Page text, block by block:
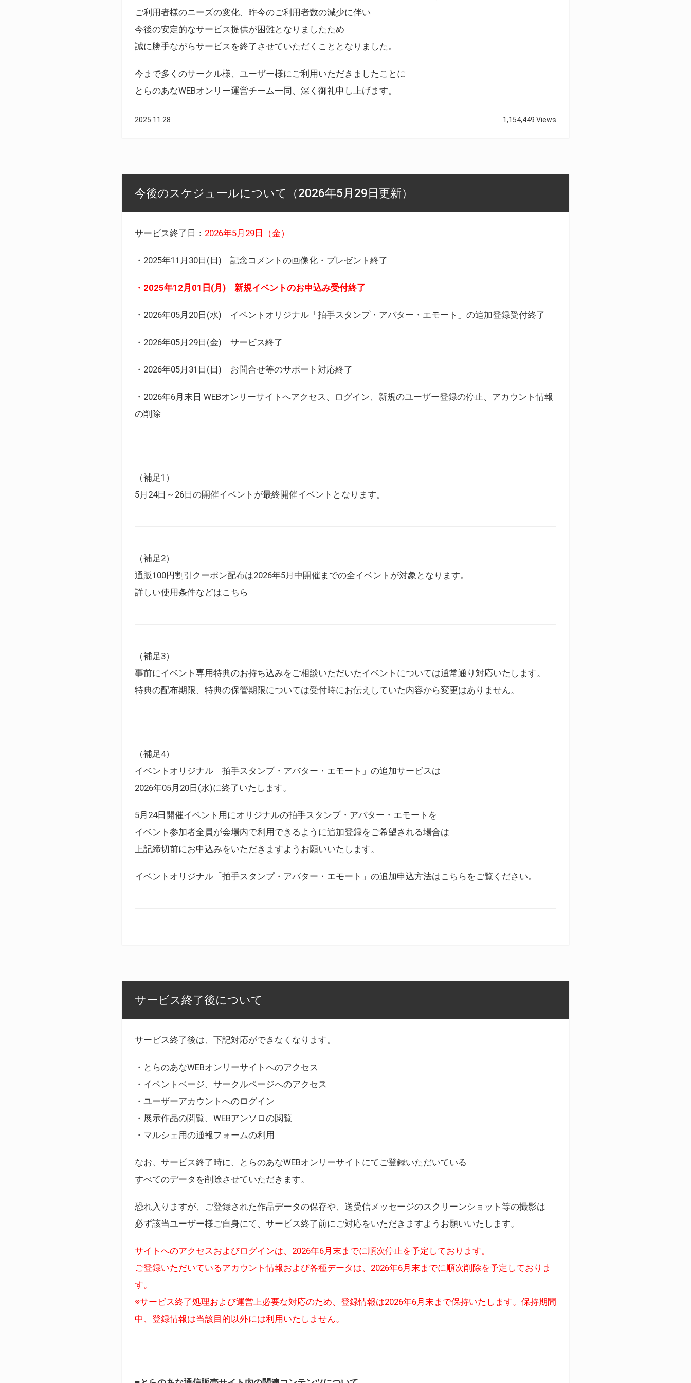
ご利用者様のニーズの変化、昨今のご利用者数の減少に伴い
今後の安定的なサービス提供が困難となりましたため
誠に勝手ながらサービスを終了させていただくこととなりました。
今まで多くのサークル様、ユーザー様にご利用いただきましたことに
とらのあなWEBオンリー運営チーム一同、深く御礼申し上げます。
2025.11.28 1,154,449 Views
今後のスケジュールについて（2026年5月29日更新）
サービス終了日： 2026年5月29日（金）
・2025年11月30日(日) 記念コメントの画像化・プレゼント終了
・2025年12月01日(月) 新規イベントのお申込み受付終了
・2026年05月20日(水) イベントオリジナル「拍手スタンプ・アバター・エモート」の追加登録受付終了
・2026年05月29日(金) サービス終了
・2026年05月31日(日) お問合せ等のサポート対応終了
・2026年6月末日 WEBオンリーサイトへアクセス、ログイン、新規のユーザー登録の停止、アカウント情報
の削除
（補足1）
5月24日～26日の開催イベントが最終開催イベントとなります。
（補足2）
通販100円割引クーポン配布は2026年5月中開催までの全イベントが対象となります。
詳しい使用条件などはこちら
（補足3）
事前にイベント専用特典のお持ち込みをご相談いただいたイベントについては通常通り対応いたします。
特典の配布期限、特典の保管期限については受付時にお伝えしていた内容から変更はありません。
（補足4）
イベントオリジナル「拍手スタンプ・アバター・エモート」の追加サービスは
2026年05月20日(水)に終了いたします。
5月24日開催イベント用にオリジナルの拍手スタンプ・アバター・エモートを
イベント参加者全員が会場内で利用できるように追加登録をご希望される場合は
上記締切前にお申込みをいただきますようお願いいたします。
イベントオリジナル「拍手スタンプ・アバター・エモート」の追加申込方法はこちら をご覧ください。
サービス終了後について
サービス終了後は、下記対応ができなくなります。
・とらのあなWEBオンリーサイトへのアクセス
・イベントページ、サークルページへのアクセス
・ユーザーアカウントへのログイン
・展示作品の閲覧、WEBアンソロの閲覧
・マルシェ用の通報フォームの利用
なお、サービス終了時に、とらのあなWEBオンリーサイトにてご登録いただいている
すべてのデータを削除させていただきます。
恐れ入りますが、ご登録された作品データの保存や、送受信メッセージのスクリーンショット等の撮影は
必ず該当ユーザー様ご自身にて、サービス終了前にご対応をいただきますようお願いいたします。
サイトへのアクセスおよびログインは、2026年6月末までに順次停止を予定しております。
ご登録いただいているアカウント情報および各種データは、2026年6月末までに順次削除を予定しておりま
す。
※サービス終了処理および運営上必要な対応のため、登録情報は2026年6月末まで保持いたします。保持期間
中、登録情報は当該目的以外には利用いたしません。